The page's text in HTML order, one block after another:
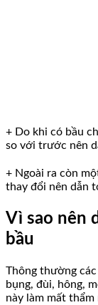
+ Do khi có bầu
so với trước nên
+ Ngoài ra còn
thay đổi nên dẫn
Vì sao nên
bầu
Thông thường
bụng, đùi, hông,
này làm mất